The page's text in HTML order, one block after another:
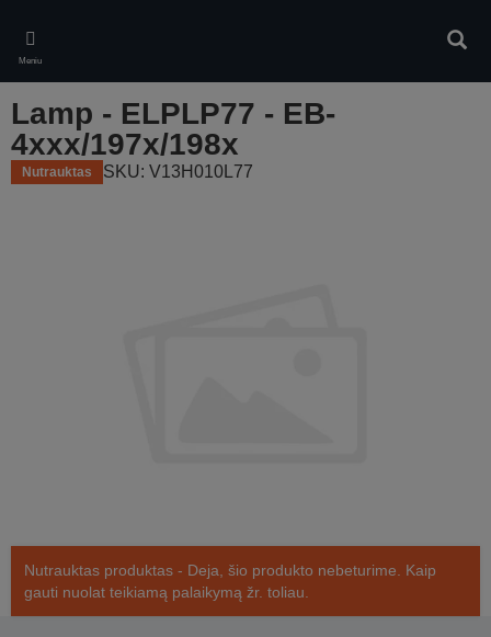
main
content
Meniu
Lamp - ELPLP77 - EB-
4xxx/197x/198x
Nutrauktas SKU: V13H010L77
Nutrauktas produktas - Deja, šio produkto nebeturime. Kaip
gauti nuolat teikiamą palaikymą žr. toliau.